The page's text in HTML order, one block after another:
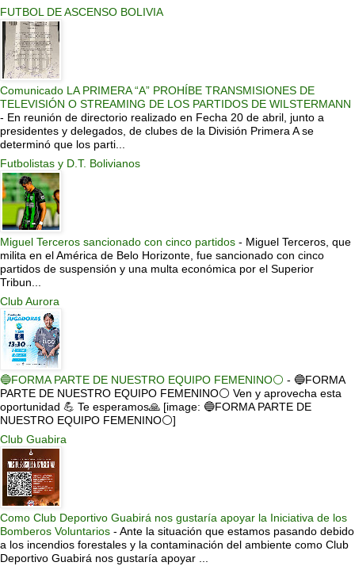
FUTBOL DE ASCENSO BOLIVIA
Comunicado LA PRIMERA “A” PROHÍBE TRANSMISIONES DE
TELEVISIÓN O STREAMING DE LOS PARTIDOS DE WILSTERMANN
- En reunión de directorio realizado en Fecha 20 de abril, junto a
presidentes y delegados, de clubes de la División Primera A se
determinó que los parti...
Futbolistas y D.T. Bolivianos
Miguel Terceros sancionado con cinco partidos - Miguel Terceros, que
milita en el América de Belo Horizonte, fue sancionado con cinco
partidos de suspensión y una multa económica por el Superior
Tribun...
Club Aurora
🔵FORMA PARTE DE NUESTRO EQUIPO FEMENINO⚪ - 🔵FORMA
PARTE DE NUESTRO EQUIPO FEMENINO⚪ Ven y aprovecha esta
oportunidad 💪 Te esperamos🙏 [image: 🔵FORMA PARTE DE
NUESTRO EQUIPO FEMENINO⚪]
Club Guabira
Como Club Deportivo Guabirá nos gustaría apoyar la Iniciativa de los
Bomberos Voluntarios - Ante la situación que estamos pasando debido
a los incendios forestales y la contaminación del ambiente como Club
Deportivo Guabirá nos gustaría apoyar ...